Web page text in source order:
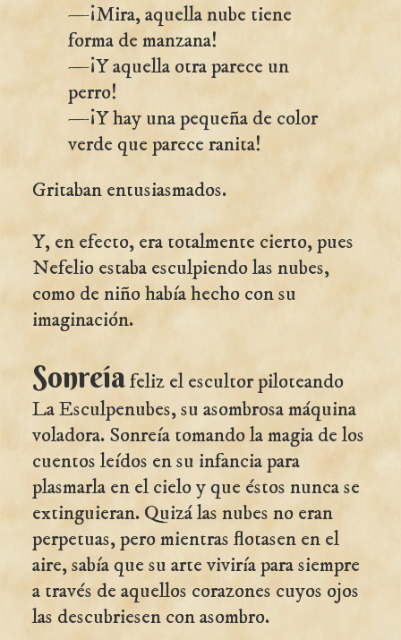
—¡Mira, aquella nube tiene
forma de manzana!
—¡Y aquella otra parece un
perro!
—¡Y hay una pequeña de color
verde que parece ranita!
Gritaban entusiasmados.
Y, en efecto, era totalmente cierto, pues
Nefelio estaba esculpiendo las nubes,
como de niño había hecho con su
imaginación.
Sonreíafeliz el escultor piloteando
La Esculpenubes, su asombrosa máquina
voladora. Sonreía tomando la magia de los
cuentos leídos en su infancia para
plasmarla en el cielo y que éstos nunca se
extinguieran. Quizá las nubes no eran
perpetuas, pero mientras flotasen en el
aire, sabía que su arte viviría para siempre
a través de aquellos corazones cuyos ojos
las descubriesen con asombro.